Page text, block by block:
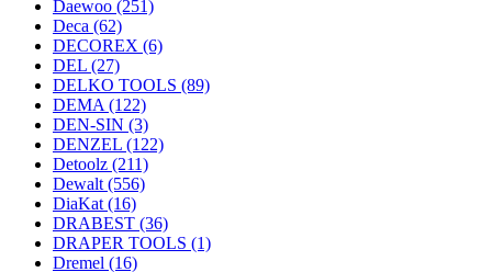
Daewoo (251)
Deca (62)
DECOREX (6)
DEL (27)
DELKO TOOLS (89)
DEMA (122)
DEN-SIN (3)
DENZEL (122)
Detoolz (211)
Dewalt (556)
DiaKat (16)
DRABEST (36)
DRAPER TOOLS (1)
Dremel (16)